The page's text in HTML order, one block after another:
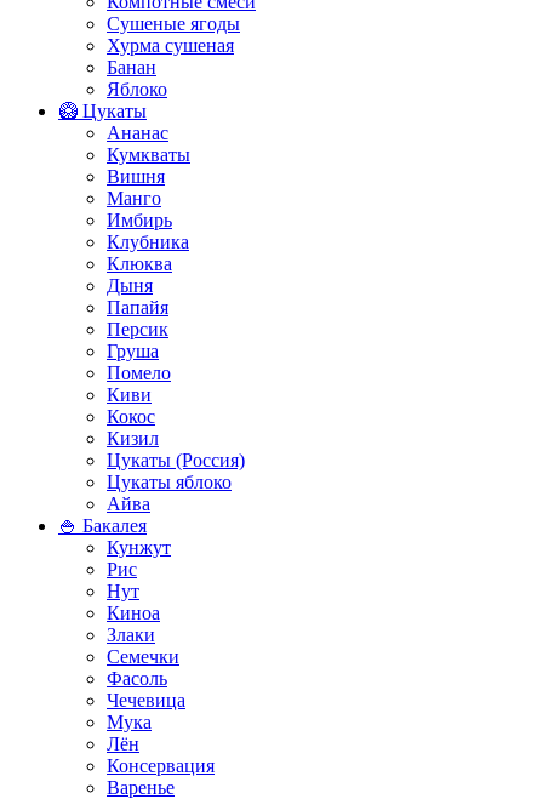
Сушеные ягоды
Хурма сушеная
Банан
Яблоко
🥝 Цукаты
Ананас
Кумкваты
Вишня
Манго
Имбирь
Клубника
Клюква
Дыня
Папайя
Персик
Груша
Помело
Киви
Кокос
Кизил
Цукаты (Россия)
Цукаты яблоко
Айва
🍚 Бакалея
Кунжут
Рис
Нут
Киноа
Злаки
Семечки
Фасоль
Чечевица
Мука
Лён
Консервация
Варенье